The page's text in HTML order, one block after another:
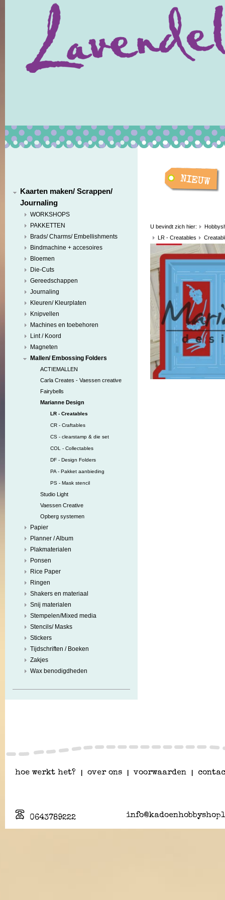
Kaarten maken/ Scrappen/
Journaling
WORKSHOPS
PAKKETTEN
Brads/ Charms/ Embellishments
Bindmachine + accesoires
Bloemen
Die-Cuts
Gereedschappen
Journaling
Kleuren/ Kleurplaten
Knipvellen
Machines en toebehoren
Lint / Koord
Magneten
Mallen/ Embossing Folders
ACTIEMALLEN
Carla Creates - Vaessen creative
Fairybells
Marianne Design
LR - Creatables
CR - Craftables
CS - clearstamp & die set
COL - Collectables
DF - Design Folders
PA - Pakket aanbieding
PS - Mask stencil
Studio Light
Vaessen Creative
Opberg systemen
Papier
Planner / Album
Plakmaterialen
Ponsen
Rice Paper
Ringen
Shakers en materiaal
Snij materialen
Stempelen/Mixed media
Stencils/ Masks
Stickers
Tijdschriften / Boeken
Zakjes
Wax benodigdheden
U bevindt zich hier:
LR - Creatables
hoe werkt het? over ons voorwaarden
0643789222